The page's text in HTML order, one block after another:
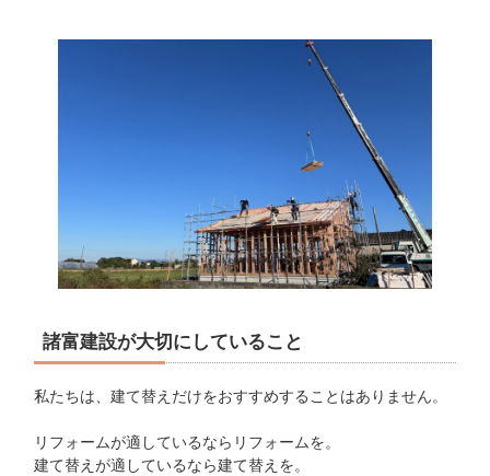
諸富建設が大切にしていること
私たちは、建て替えだけをおすすめすることはありません。
リフォームが適しているならリフォームを。
建て替えが適しているなら建て替えを。